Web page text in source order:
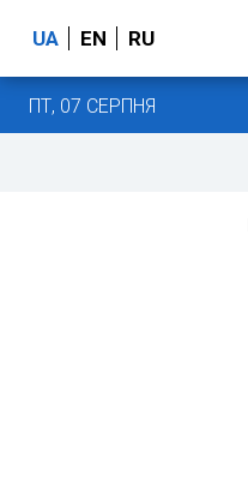
UA EN RU
ПТ, 07 СЕРПНЯ